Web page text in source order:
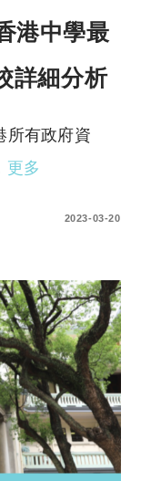
港中學最
詳細分析
所有政府資
更多
2023-03-20